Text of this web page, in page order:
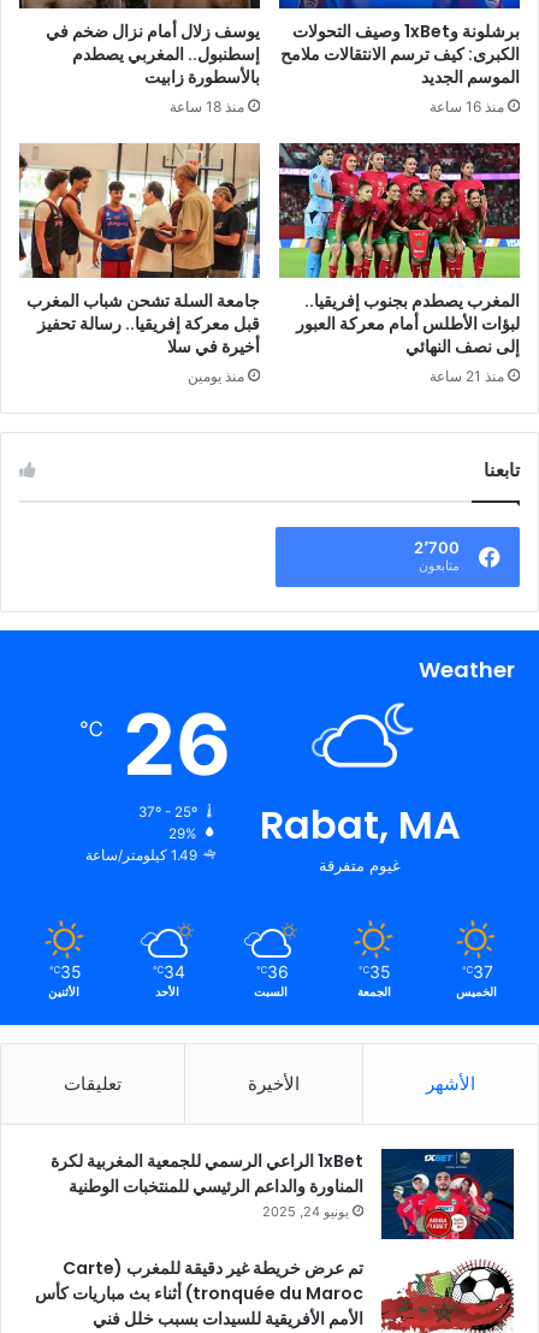
برشلونة و1xBet وصيف التحولات
الكبرى: كيف ترسم الانتقالات ملامح
الموسم الجديد
منذ 16 ساعة
يوسف زلال أمام نزال ضخم في
إسطنبول.. المغربي يصطدم
بالأسطورة زابيت
منذ 18 ساعة
المغرب يصطدم بجنوب إفريقيا..
لبؤات الأطلس أمام معركة العبور
إلى نصف النهائي
منذ 21 ساعة
جامعة السلة تشحن شباب المغرب
قبل معركة إفريقيا.. رسالة تحفيز
أخيرة في سلا
منذ يومين
تابعنا
2٬700
متابعون
Weather
Rabat, MA
غيوم متفرقة
26
℃
37º - 25º
29%
1.49 كيلومتر/ساعة
37
℃
الخميس
35
℃
الجمعة
36
℃
السبت
34
℃
الأحد
35
℃
الأثنين
الأشهر الأخيرة تعليقات
1xBet الراعي الرسمي للجمعية المغربية لكرة
المناورة والداعم الرئيسي للمنتخبات الوطنية
يونيو 24, 2025
تم عرض خريطة غير دقيقة للمغرب (Carte
tronquée du Maroc) أثناء بث مباريات كأس
الأمم الأفريقية للسيدات بسبب خلل فني